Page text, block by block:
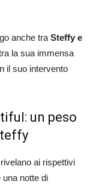
anche tra Steffy e
la sua immensa
il suo intervento
un peso
ai rispettivi
notte di